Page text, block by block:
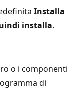
Installa
installa.
o i componenti
di